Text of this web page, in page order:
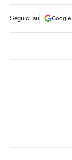
Seguici su Google